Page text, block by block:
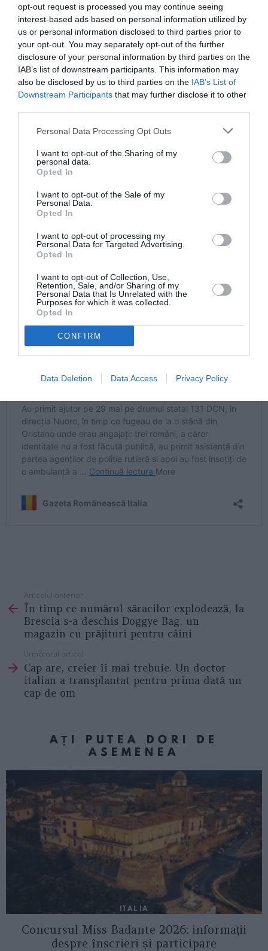
opt-out request is processed you may continue seeing
interest-based ads based on personal information utilized by
us or personal information disclosed to third parties prior to
your opt-out. You may separately opt-out of the further
disclosure of your personal information by third parties on the
IAB’s list of downstream participants. This information may
also be disclosed by us to third parties on the IAB’s List of
Downstream Participants that may further disclose it to other
Personal Data Processing Opt Outs
I want to opt-out of the Sharing of my
personal data.
Opted In
I want to opt-out of the Sale of my
Personal Data.
Opted In
I want to opt-out of processing my
Personal Data for Targeted Advertising.
Opted In
I want to opt-out of Collection, Use,
Retention, Sale, and/or Sharing of my
Personal Data that Is Unrelated with the
Purposes for which it was collected.
Opted In
CONFIRM
Data Deletion Data Access Privacy Policy
more
Articolul anterior
În timp ce numărul săracilor explodează, la
Brescia s-a deschis Doggye Bag, un
magazin cu prăjituri pentru câini
Următorul articol
Cap are, creier îi mai trebuie. Un doctor
italian a transplantat pentru prima dată un
cap de om
AȚI PUTEA DORI DE
ASEMENEA
ITALIA
Concursul Miss Badante 2026: informații
despre înscrieri și participare